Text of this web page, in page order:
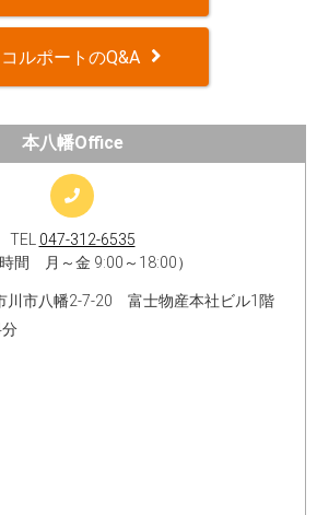
ルポートのQ&A
本八幡Office
TEL 047-312-6535
時間 月～金 9:00～18:00）
市八幡2-7-20 富士物産本社ビル1階